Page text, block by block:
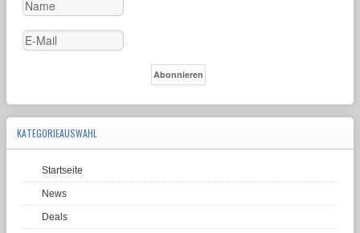
KATEGORIEAUSWAHL
Startseite
News
Deals